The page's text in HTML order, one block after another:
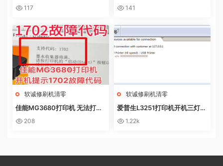
NL0AD MODE快速解决方法
117
P上点了更新固件之后不识别墨
141
软诚修刷机清零
佳能MG3680打印机 无法打印
电脑提示错误代码5B02 废墨收
208
软诚修刷机清零
爱普生L3251打印机开机三灯长
亮 无自检动作
1.22k